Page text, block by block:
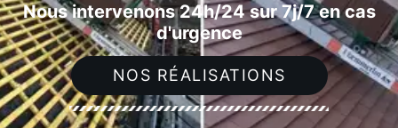
Nous intervenons 24h/24 sur 7j/7 en cas
d'urgence
NOS RÉALISATIONS